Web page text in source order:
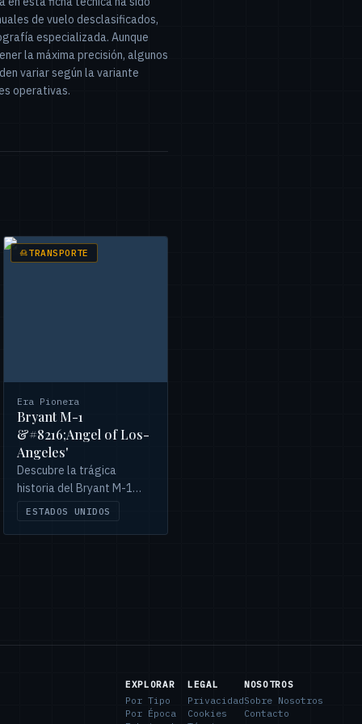
de vuelo desclasificados,
especializada. Aunque
la máxima precisión, algunos
variar según la variante
operativas.
TRANSPORTE
Era Pionera
Bryant M-1
&#8216;Angel of Los-
Angeles'
Descubre la trágica
historia del Bryant M-1
&#8216;Angel of Los-
ESTADOS UNIDOS
EXPLORAR
Por Tipo
Por Época
LEGAL
Privacidad
Cookies
NOSOTROS
Sobre Nosotros
Contacto